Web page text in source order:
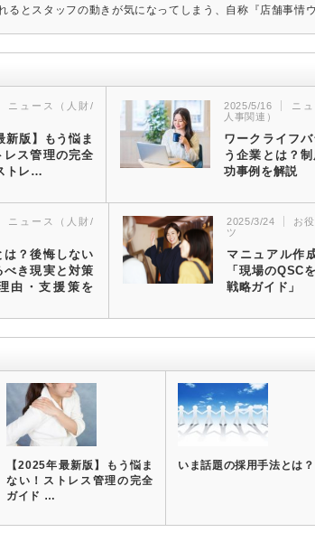
るとスタッフの動きが気になってしまう、自称『店舗事情
ニュース（人財/
新版】もう悩ま
レス管理の完全
トレ…
2025/5/16
ニ
人事関連）
ワークライフ
う企業とは？
功事例を解説
ニュース（人財/
は？後悔しない
べき現実と対策
由・支援策を
2025/3/24
お
ツ
マニュアル作
「現場のQSC
戦略ガイド」
【2025年最新版】もう悩ま
ない！ストレス管理の完全
ガイド …
いま話題の採用手法とは？